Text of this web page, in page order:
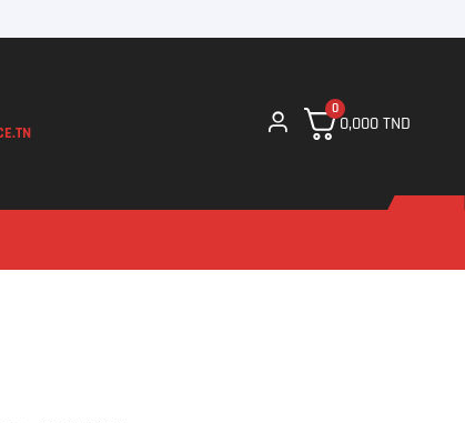
0
0,000TND